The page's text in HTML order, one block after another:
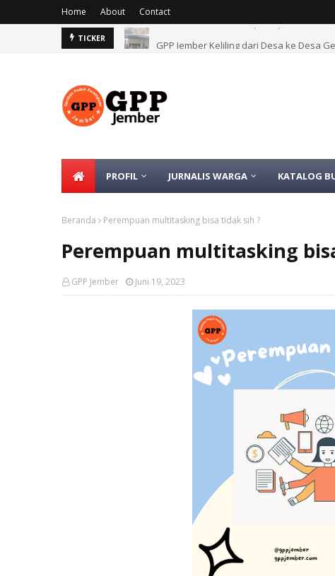
Home About Contact
TICKER GPP Jember Keliling dari Desa ke Desa
PROFIL JURNALIS WARGA KATALOG
Beranda Perempuan multitasking bisa tidak sih ?
Perempuan multitasking
GPP Jember Juni 19, 2023